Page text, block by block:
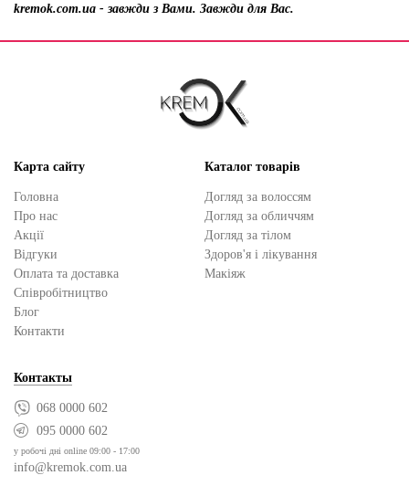
kremok.com.ua - завжди з Вами. Завжди для Вас.
Карта сайту
Головна
Про нас
Акції
Відгуки
Оплата та доставка
Cпівробітництво
Блог
Контакти
Каталог товарів
Догляд за волоссям
Догляд за обличчям
Догляд за тілом
Здоров'я і лікування
Макіяж
Контакты
068 0000 602
095 0000 602
у робочі дні online 09:00 - 17:00
info@kremok.com.ua